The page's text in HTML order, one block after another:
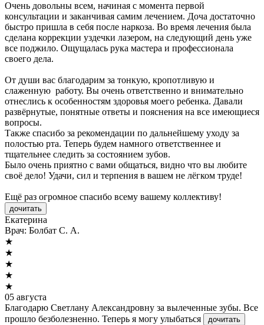
Очень довольны всем, начиная с момента первой
консультации и заканчивая самим лечением. Доча достаточно
быстро пришла в себя после наркоза. Во время лечения была
сделана коррекции уздечки лазером, на следующий день уже
все поджило. Ощущалась рука мастера и профессионала
своего дела.
От души вас благодарим за тонкую, кропотливую и
слаженную работу. Вы очень ответственно и внимательно
отнеслись к особенностям здоровья моего ребенка. Давали
развёрнутые, понятные ответы и пояснения на все имеющиеся
вопросы.
Также спасибо за рекомендации по дальнейшему уходу за
полостью рта. Теперь будем намного ответственнее и
тщательнее следить за состоянием зубов.
Было очень приятно с вами общаться, видно что вы любите
своё дело! Удачи, сил и терпения в вашем не лёгком труде!
Ещё раз огромное спасибо всему вашему коллективу!
дочитать
Екатерина
Врач: Болбат С. А.
★
★
★
★
★
05 августа
Благодарю Светлану Александровну за вылеченные зубы. Все
прошло безболезненно. Теперь я могу улыбаться
дочитать